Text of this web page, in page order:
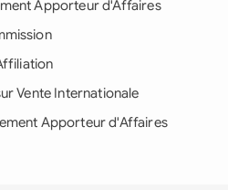
Apporteur d'Affaires
Vente Internationale
Apporteur d'Affaires